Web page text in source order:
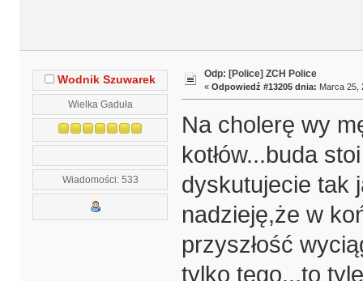
Wodnik Szuwarek
Wielka Gaduła
Wiadomości: 533
Odp: [Police] ZCH Police
« Odpowiedź #13205 dnia: Marca 25,
Na cholerę wy
kotłów...buda
dyskutujecie tak
nadzieję,że w
przyszłość
tylko tego...to